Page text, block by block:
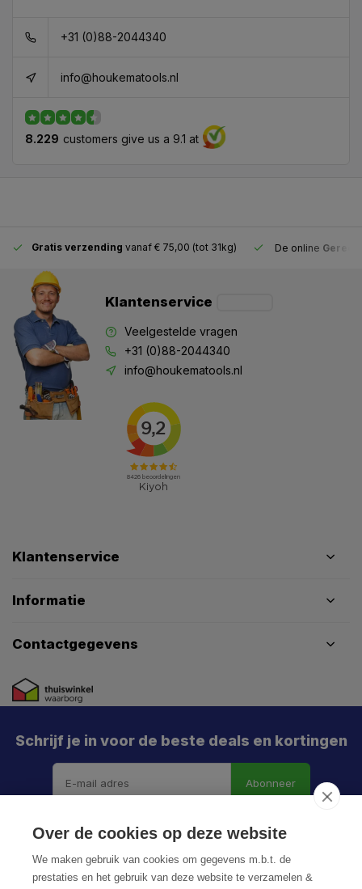
+31 (0)88-2044340
info@houkematools.nl
8.229 customers give us a 9.1 at
Gratis verzending vanaf € 75,00 (tot 31kg) De online
Klantenservice
Veelgestelde vragen
+31 (0)88-2044340
info@houkematools.nl
Klantenservice
Informatie
Contactgegevens
Schrijf je in voor de beste deals en kortingen
Abonneer
Over de cookies op deze website
We maken gebruik van cookies om gegevens m.b.t. de
prestaties en het gebruik van deze website te verzamelen &